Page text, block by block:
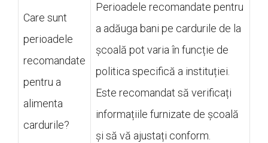
Care sunt
perioadele
recomandate
pentru a
alimenta
cardurile?
Perioadele recomandate pentru
a adăuga bani pe cardurile de la
școală pot varia în funcție de
politica specifică a instituției.
Este recomandat să verificați
informațiile furnizate de școală
și să vă ajustați conform.